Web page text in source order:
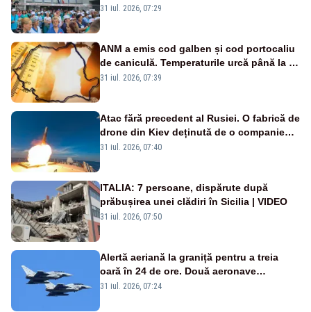
Legii salarizării
31 iul. 2026, 07:29
ANM a emis cod galben și cod portocaliu
de caniculă. Temperaturile urcă până la 38
de grade, iar nopțile devin tropicale
31 iul. 2026, 07:39
Atac fără precedent al Rusiei. O fabrică de
drone din Kiev deținută de o companie
americană, distrusă de o rachetă
31 iul. 2026, 07:40
ITALIA: 7 persoane, dispărute după
prăbușirea unei clădiri în Sicilia | VIDEO
31 iul. 2026, 07:50
Alertă aeriană la graniță pentru a treia
oară în 24 de ore. Două aeronave
Eurofighter britanice au fost ridicate de la
31 iul. 2026, 07:24